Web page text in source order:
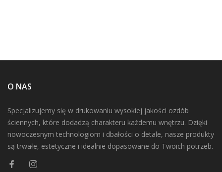
O NAS
Specjalizujemy się w drukowaniu wysokiej jakości ozdób
ściennych, które dodadzą charakteru każdemu wnętrzu. Dzięki
nowoczesnym technologiom i dbałości o detale, nasze produkty
są trwałe, estetyczne i idealnie dopasowane do Twoich potrzeb.